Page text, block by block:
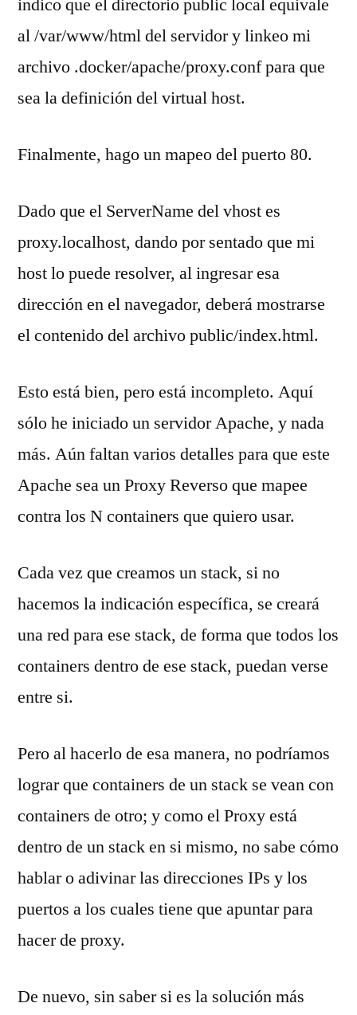
al /var/www/html del servidor y linkeo mi
archivo .docker/apache/proxy.conf para que
sea la definición del virtual host.
Finalmente, hago un mapeo del puerto 80.
Dado que el ServerName del vhost es
proxy.localhost, dando por sentado que mi
host lo puede resolver, al ingresar esa
dirección en el navegador, deberá mostrarse
el contenido del archivo public/index.html.
Esto está bien, pero está incompleto. Aquí
sólo he iniciado un servidor Apache, y nada
más. Aún faltan varios detalles para que este
Apache sea un Proxy Reverso que mapee
contra los N containers que quiero usar.
Cada vez que creamos un stack, si no
hacemos la indicación específica, se creará
una red para ese stack, de forma que todos los
containers dentro de ese stack, puedan verse
entre si.
Pero al hacerlo de esa manera, no podríamos
lograr que containers de un stack se vean con
containers de otro; y como el Proxy está
dentro de un stack en si mismo, no sabe cómo
hablar o adivinar las direcciones IPs y los
puertos a los cuales tiene que apuntar para
hacer de proxy.
De nuevo, sin saber si es la solución más